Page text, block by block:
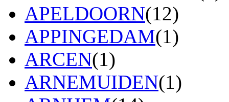
APELDOORN(12)
APPINGEDAM(1)
ARCEN(1)
ARNEMUIDEN(1)